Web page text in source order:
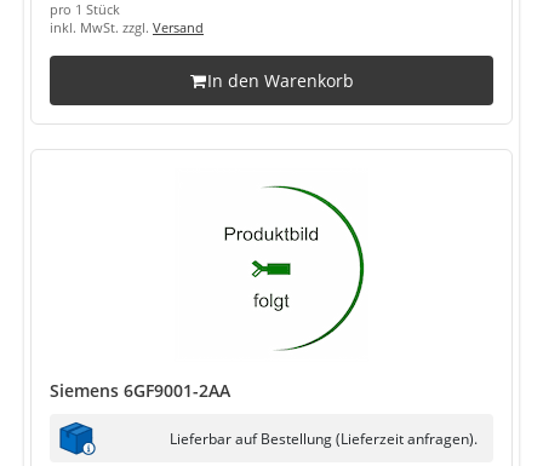
pro 1 Stück
inkl. MwSt. zzgl. Versand
In den Warenkorb
Siemens 6GF9001-2AA
Lieferbar auf Bestellung (Lieferzeit anfragen).